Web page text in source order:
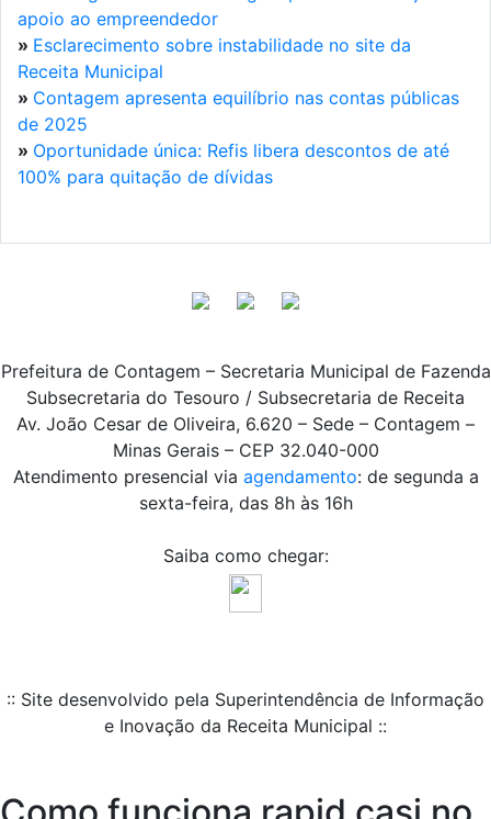
apoio ao empreendedor
» Esclarecimento sobre instabilidade no site da
Receita Municipal
» Contagem apresenta equilíbrio nas contas públicas
de 2025
» Oportunidade única: Refis libera descontos de até
100% para quitação de dívidas
Prefeitura de Contagem – Secretaria Municipal de Fazenda
Subsecretaria do Tesouro / Subsecretaria de Receita
Av. João Cesar de Oliveira, 6.620 – Sede – Contagem –
Minas Gerais – CEP 32.040-000
Atendimento presencial via agendamento: de segunda a
sexta-feira, das 8h às 16h
Saiba como chegar:
:: Site desenvolvido pela Superintendência de Informação
e Inovação da Receita Municipal ::